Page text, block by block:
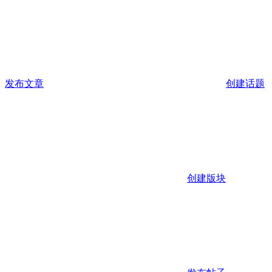
发布文章 创建话题
创建版块